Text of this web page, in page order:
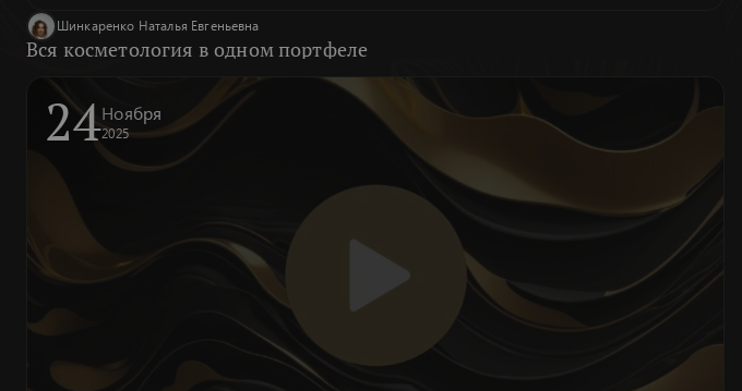
Шинкаренко Наталья Евгеньевна
Вся косметология в одном портфеле
24Ноября
2025